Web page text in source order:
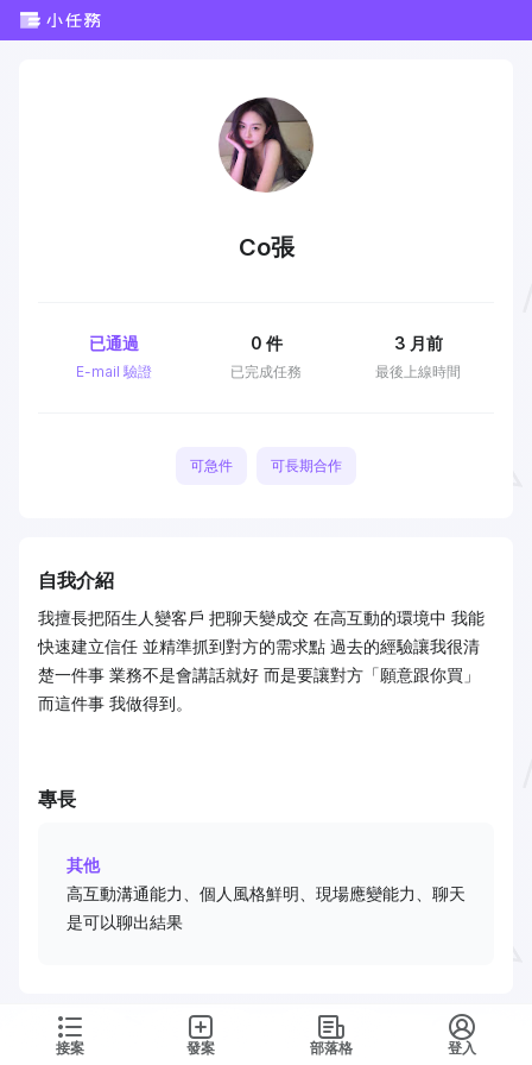
接案 發案 部落格 登入
Co張
E-mail 驗證
已通過
已完成任務
0 件
最後上線時間
3 月前
可急件 可長期合作
自我介紹
我擅長把陌生人變客戶 把聊天變成交 在高互動的環境中 我能
快速建立信任 並精準抓到對方的需求點 過去的經驗讓我很清
楚一件事 業務不是會講話就好 而是要讓對方「願意跟你買」
而這件事 我做得到。
專長
其他
高互動溝通能力、個人風格鮮明、現場應變能力、聊天
是可以聊出結果